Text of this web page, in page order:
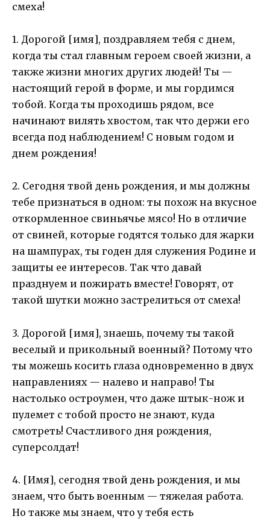
смеха!
1. Дорогой [имя], поздравляем тебя с днем,
когда ты стал главным героем своей жизни, а
также жизни многих других людей! Ты —
настоящий герой в форме, и мы гордимся
тобой. Когда ты проходишь рядом, все
начинают вилять хвостом, так что держи его
всегда под наблюдением! С новым годом и
днем рождения!
2. Сегодня твой день рождения, и мы должны
тебе признаться в одном: ты похож на вкусное
откормленное свиньячье мясо! Но в отличие
от свиней, которые годятся только для жарки
на шампурах, ты годен для служения Родине и
защиты ее интересов. Так что давай
празднуем и пожирать вместе! Говорят, от
такой шутки можно застрелиться от смеха!
3. Дорогой [имя], знаешь, почему ты такой
веселый и прикольный военный? Потому что
ты можешь косить глаза одновременно в двух
направлениях — налево и направо! Ты
настолько остроумен, что даже штык-нож и
пулемет с тобой просто не знают, куда
смотреть! Счастливого дня рождения,
суперсолдат!
4. [Имя], сегодня твой день рождения, и мы
знаем, что быть военным — тяжелая работа.
Но также мы знаем, что у тебя есть